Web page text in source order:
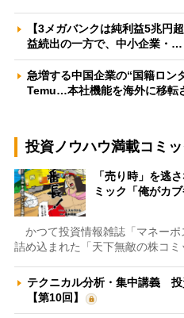
【3メガバンクは純利益5兆円
益続出の一方で、中小企業・…
急増する中国企業の“国籍ロ
Temu…本社機能を海外に移転
投資ノウハウ満載コミ
「売り時」を逃
ミック「俺がカ
かつて投資情報雑誌「マネー
詰め込まれた「天下無敵の株コミ
テクニカル分析・集中講義 投
【第10回】